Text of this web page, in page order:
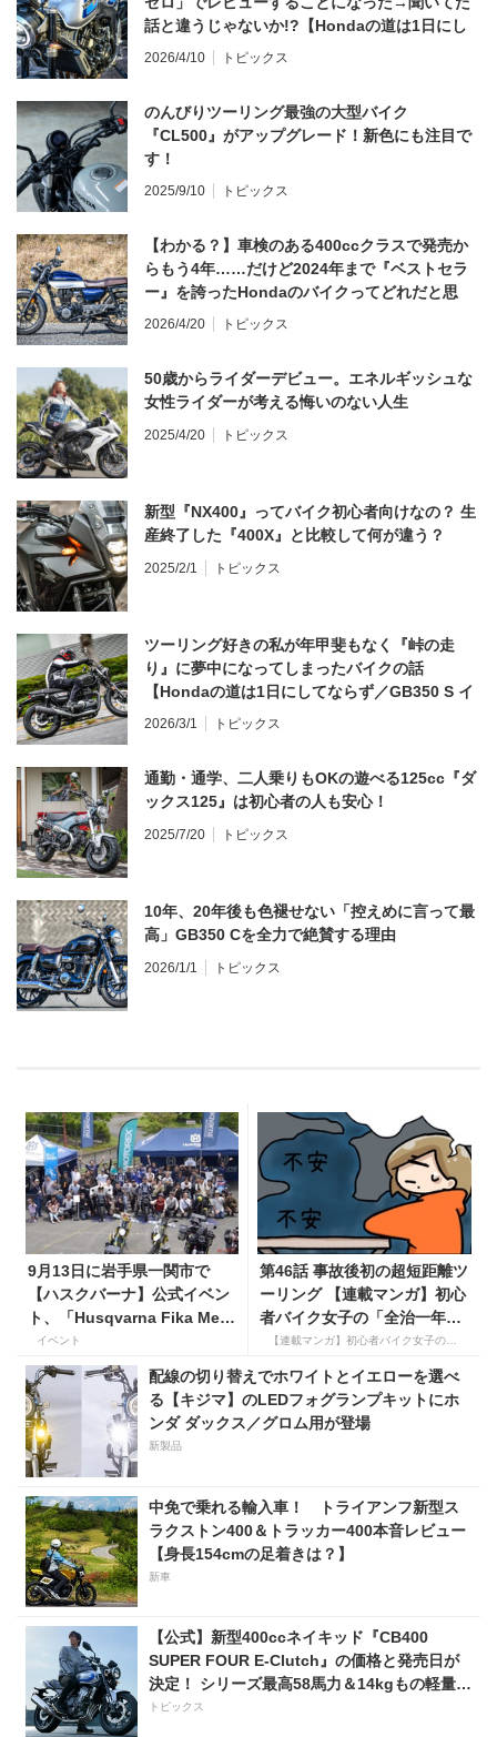
話と違うじゃないか!?【Hondaの道は1日にし
てならず／CB1000F ①第一印象 編】
2026/4/10 トピックス
のんびりツーリング最強の大型バイク
『CL500』がアップグレード！新色にも注目で
す！
2025/9/10 トピックス
【わかる？】車検のある400ccクラスで発売か
らもう4年……だけど2024年まで『ベストセラ
ー』を誇ったHondaのバイクってどれだと思
う？
2026/4/20 トピックス
50歳からライダーデビュー。エネルギッシュな
女性ライダーが考える悔いのない人生
2025/4/20 トピックス
新型『NX400』ってバイク初心者向けなの？ 生
産終了した『400X』と比較して何が違う？
2025/2/1 トピックス
ツーリング好きの私が年甲斐もなく『峠の走
り』に夢中になってしまったバイクの話
【Hondaの道は1日にしてならず／GB350 S イ
ンプレ・レビュー 前編】
2026/3/1 トピックス
通勤・通学、二人乗りもOKの遊べる125cc『ダ
ックス125』は初心者の人も安心！
2025/7/20 トピックス
10年、20年後も色褪せない「控えめに言って最
高」GB350 Cを全力で絶賛する理由
2026/1/1 トピックス
9月13日に岩手県一関市で
【ハスクバーナ】公式イベン
ト、「Husqvarna Fika Meet
in 一関」を開催
イベント
第46話 事故後初の超短距離ツ
ーリング 【連載マンガ】初心
者バイク女子の「全治一年」
から始める起死回生日記
【連載マンガ】初心者バイク女子の「全治一年」から始める起死回生日記
配線の切り替えでホワイトとイエローを選べ
る【キジマ】のLEDフォグランプキットにホ
ンダ ダックス／グロム用が登場
新製品
中免で乗れる輸入車！ トライアンフ新型ス
ラクストン400＆トラッカー400本音レビュー
【身長154cmの足着きは？】
新車
【公式】新型400ccネイキッド『CB400
SUPER FOUR E-Clutch』の価格と発売日が
決定！ シリーズ最高58馬力＆14kgもの軽量
化!? 完全に「旧CB400SF」を超えた!?
トピックス